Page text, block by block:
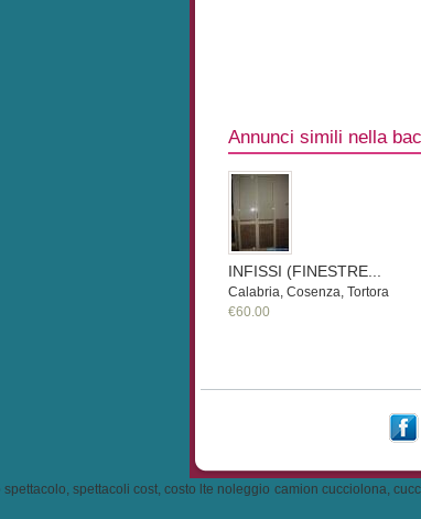
Annunci simili nella
INFISSI (FINESTRE...
Calabria, Cosenza, Tortora
€60.00
spettacoli cost, costo lte noleggio camion